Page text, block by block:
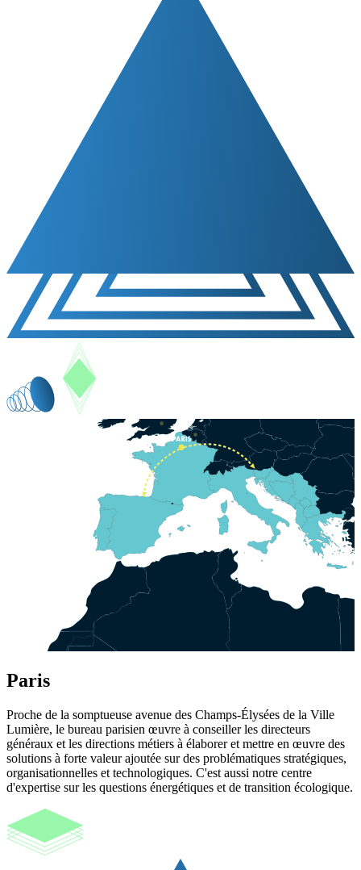
Paris
Proche de la somptueuse avenue des Champs-Élysées de la Ville
Lumière, le bureau parisien œuvre à conseiller les directeurs
généraux et les directions métiers à élaborer et mettre en œuvre des
solutions à forte valeur ajoutée sur des problématiques stratégiques,
organisationnelles et technologiques. C'est aussi notre centre
d'expertise sur les questions énergétiques et de transition écologique.